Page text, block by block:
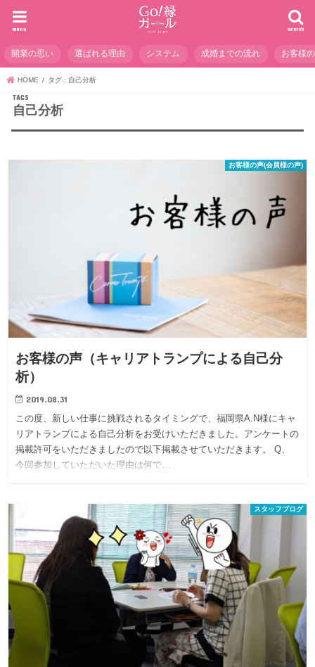
search
menu
開業の思い 選ばれる理由 システム 成婚までの流れ お客様
HOME タグ : 自己分析
自己分析
お客様の声(会員様の声)
お客様の声（キャリアトランプによる自己分
析）
2019.08.31
この度、新しい仕事に挑戦されるタイミングで、福岡県A.N様にキャ
リアトランプによる自己分析をお受けいただきました。アンケートの
掲載許可をいただきましたので以下掲載させていただきます。 Q、
今回参加していただいた理由は何で…
スタッフブログ